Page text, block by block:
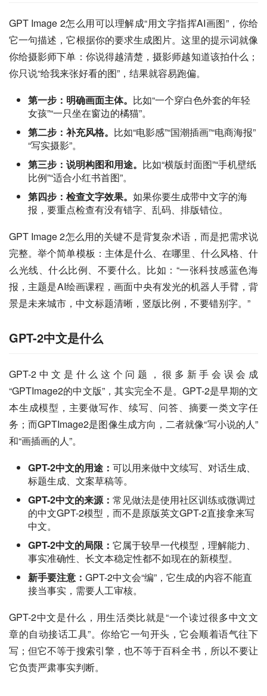
GPT Image 2怎么用可以理解成“用文字指挥AI画图”，你给
它一句描述，它根据你的要求生成图片。这里的提示词就像
你给摄影师下单：你说得越清楚，摄影师越知道该拍什么；
你只说“给我来张好看的图”，结果就容易跑偏。
第一步：明确画面主体。 比如“一个穿白色外套的年轻
女孩”“一只坐在窗边的橘猫”。
第二步：补充风格。 比如“电影感”“国潮插画”“电商海报”
“写实摄影”。
第三步：说明构图和用途。 比如“横版封面图”“手机壁纸
比例”“适合小红书首图”。
第四步：检查文字效果。 如果你要生成带中文字的海
报，要重点检查有没有错字、乱码、排版错位。
GPT Image 2怎么用的关键不是背复杂术语，而是把需求说
完整。举个简单模板：主体是什么、在哪里、什么风格、什
么光线、什么比例、不要什么。比如：“一张科技感蓝色海
报，主题是AI绘画课程，画面中央有发光的机器人手臂，背
景是未来城市，中文标题清晰，竖版比例，不要错别字。”
GPT-2中文是什么
GPT-2中文是什么这个问题，很多新手会误会成
“GPTImage2的中文版”，其实完全不是。GPT-2是早期的文
本生成模型，主要做写作、续写、问答、摘要一类文字任
务；而GPTImage2是图像生成方向，二者就像“写小说的人”
和“画插画的人”。
GPT-2中文的用途： 可以用来做中文续写、对话生成、
标题生成、文案草稿等。
GPT-2中文的来源： 常见做法是使用社区训练或微调过
的中文GPT-2模型，而不是原版英文GPT-2直接拿来写
中文。
GPT-2中文的局限： 它属于较早一代模型，理解能力、
事实准确性、长文本稳定性都不如现在的新模型。
新手要注意： GPT-2中文会“编”，它生成的内容不能直
接当事实，需要人工审核。
GPT-2中文是什么，用生活类比就是“一个读过很多中文文
章的自动接话工具”。你给它一句开头，它会顺着语气往下
写；但它不等于搜索引擎，也不等于百科全书，所以不要让
它负责严肃事实判断。